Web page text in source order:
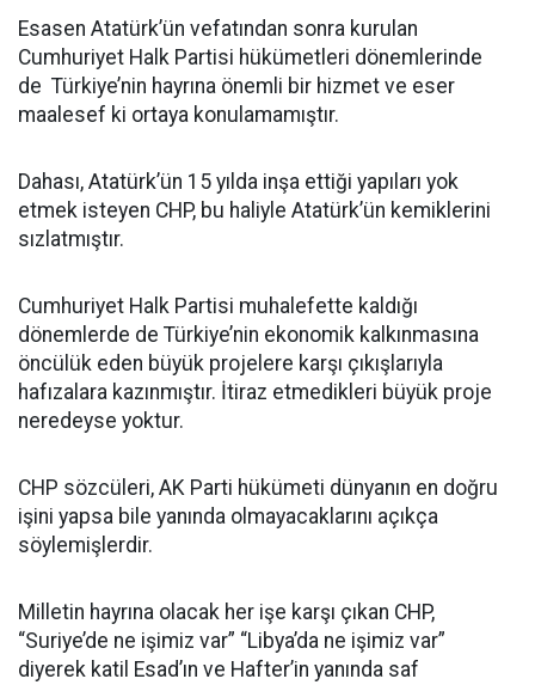
Esasen Atatürk’ün vefatından sonra kurulan
Cumhuriyet Halk Partisi hükümetleri dönemlerinde
de Türkiye’nin hayrına önemli bir hizmet ve eser
maalesef ki ortaya konulamamıştır.
Dahası, Atatürk’ün 15 yılda inşa ettiği yapıları yok
etmek isteyen CHP, bu haliyle Atatürk’ün kemiklerini
sızlatmıştır.
Cumhuriyet Halk Partisi muhalefette kaldığı
dönemlerde de Türkiye’nin ekonomik kalkınmasına
öncülük eden büyük projelere karşı çıkışlarıyla
hafızalara kazınmıştır. İtiraz etmedikleri büyük proje
neredeyse yoktur.
CHP sözcüleri, AK Parti hükümeti dünyanın en doğru
işini yapsa bile yanında olmayacaklarını açıkça
söylemişlerdir.
Milletin hayrına olacak her işe karşı çıkan CHP,
“Suriye’de ne işimiz var” “Libya’da ne işimiz var”
diyerek katil Esad’ın ve Hafter’in yanında saf